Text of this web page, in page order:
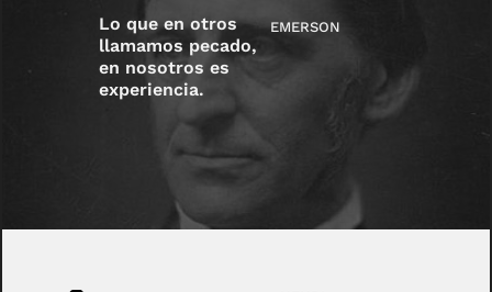
Lo que en otros
llamamos pecado,
en nosotros es
experiencia.
EMERSON